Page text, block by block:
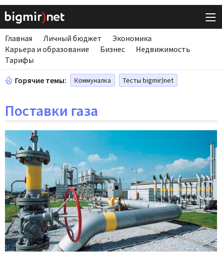
Главная Личный бюджет
Экономика
Карьера и образование
Бизнес
Недвижимость
Тарифы
Горячие темы: Коммуналка Тесты bigmir)net
Поставки газа